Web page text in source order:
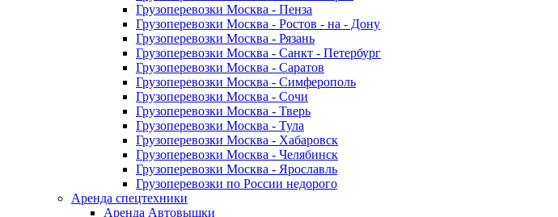
Грузоперевозки Москва - Пенза
Грузоперевозки Москва - Ростов - на - Дону
Грузоперевозки Москва - Рязань
Грузоперевозки Москва - Санкт - Петербург
Грузоперевозки Москва - Саратов
Грузоперевозки Москва - Симферополь
Грузоперевозки Москва - Сочи
Грузоперевозки Москва - Тверь
Грузоперевозки Москва - Тула
Грузоперевозки Москва - Хабаровск
Грузоперевозки Москва - Челябинск
Грузоперевозки Москва - Ярославль
Грузоперевозки по России недорого
Аренда спецтехники
Аренда Автовышки